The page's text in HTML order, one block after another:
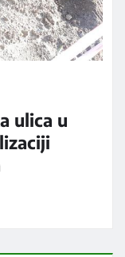
ulica u